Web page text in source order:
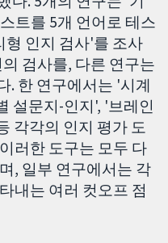
트를 5개 언어로 테스
형 인지 검사'를 조사
검사를, 다른 연구는
. 한 연구에서는 '시계
설문지-인지', '브레인
각각의 인지 평가 도
러한 도구는 모두 다
, 일부 연구에서는 각
내는 여러 컷오프 점